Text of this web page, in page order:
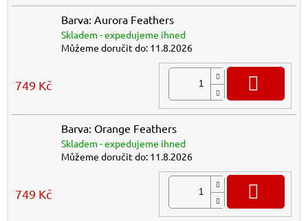
Barva: Aurora Feathers
Skladem - expedujeme ihned
Můžeme doručit do: 11.8.2026
749 Kč
Barva: Orange Feathers
Skladem - expedujeme ihned
Můžeme doručit do: 11.8.2026
749 Kč